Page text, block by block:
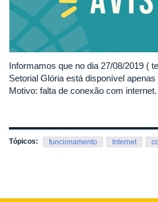
Informamos que no dia 27/08/2019 (
Setorial Glória está disponível
Motivo: falta de conexão com internet.
Tópicos: funcionamento Internet